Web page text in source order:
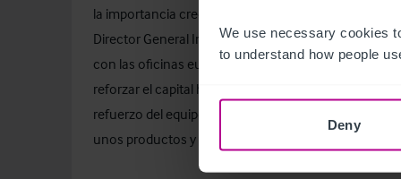
We use necessary cookies
to understand how people
Deny
la importancia creciente de las oficinas europeas y
Director General Internacional en 2014 y ha
con las oficinas europeas, así como a instaurar un
reforzar el capital humano de las oficinas, no solo de
refuerzo del equipo internacional y de la red de
unos productos y servicios que van más allá de las